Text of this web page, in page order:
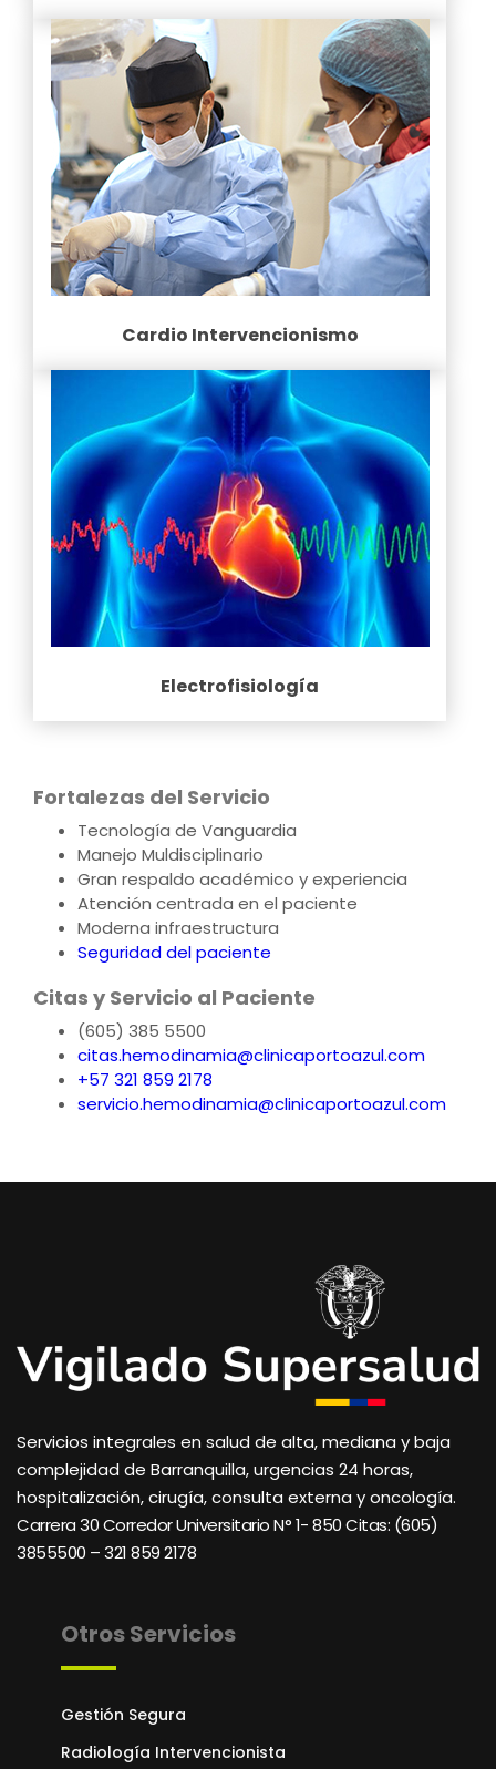
Cardio Intervencionismo
Electrofisiología
Fortalezas del Servicio
Tecnología de Vanguardia
Manejo Muldisciplinario
Gran respaldo académico y experiencia
Atención centrada en el paciente
Moderna infraestructura
Seguridad del paciente
Citas y Servicio al Paciente
(605) 385 5500
citas.hemodinamia@clinicaportoazul.com
+57 321 859 2178
servicio.hemodinamia@clinicaportoazul.com
Servicios integrales en salud de alta, mediana y baja
complejidad de Barranquilla, urgencias 24 horas,
hospitalización, cirugía, consulta externa y oncología.
Carrera 30 Corredor Universitario N° 1- 850 Citas: (605)
3855500 – 321 859 2178
Otros Servicios
Gestión Segura
Radiología Intervencionista